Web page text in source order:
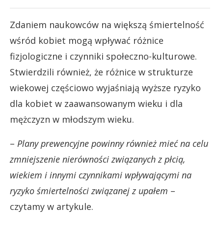
Zdaniem naukowców na większą śmiertelność
wśród kobiet mogą wpływać różnice
fizjologiczne i czynniki społeczno-kulturowe.
Stwierdzili również, że różnice w strukturze
wiekowej częściowo wyjaśniają wyższe ryzyko
dla kobiet w zaawansowanym wieku i dla
mężczyzn w młodszym wieku.
– Plany prewencyjne powinny również mieć na celu
zmniejszenie nierówności związanych z płcią,
wiekiem i innymi czynnikami wpływającymi na
ryzyko śmiertelności związanej z upałem –
czytamy w artykule.